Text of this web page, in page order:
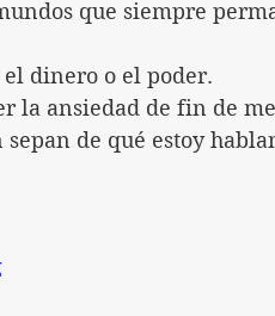
que siempre
dinero o el poder.
la ansiedad de fin de
de qué estoy